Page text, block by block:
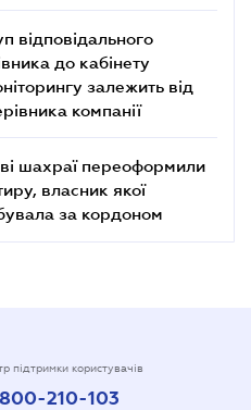
відповідального
до кабінету
залежить від
компанії
шахраї переоформили
власник якої
за кордоном
підтримки користувачів
210-103